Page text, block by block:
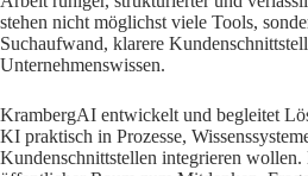
stehen nicht möglichst viele Tools,
Suchaufwand, klarere
Unternehmenswissen.
KrambergAI entwickelt und begleitet
KI praktisch in Prozesse,
Kundenschnittstellen integrieren